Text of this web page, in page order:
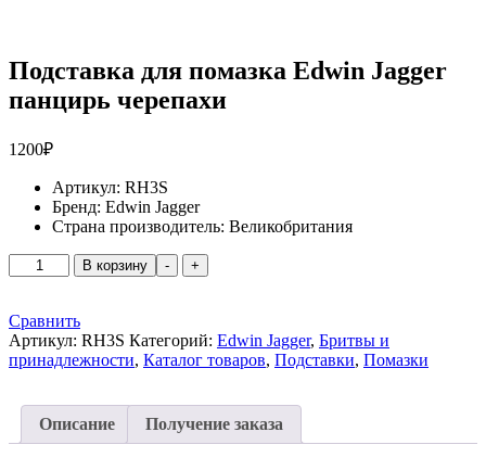
Подставка для помазка Edwin Jagger
панцирь черепахи
1200₽
Артикул: RH3S
Бренд: Edwin Jagger
Страна производитель: Великобритания
-
Количество
товара
для
помазка
Edwin
черепахи
+
В корзину
Сравнить
Артикул: RH3S Категорий: Edwin Jagger, Бритвы и
принадлежности, Каталог товаров, Подставки, Помазки
Описание Получение заказа